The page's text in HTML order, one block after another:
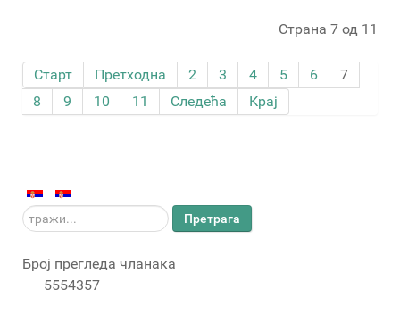
Страна 7 од 11
Старт Претходна 2 3 4 5 6
7
8
9 10 11 Следећа Крај
тражи... Претрага
Број прегледа чланака
5554357